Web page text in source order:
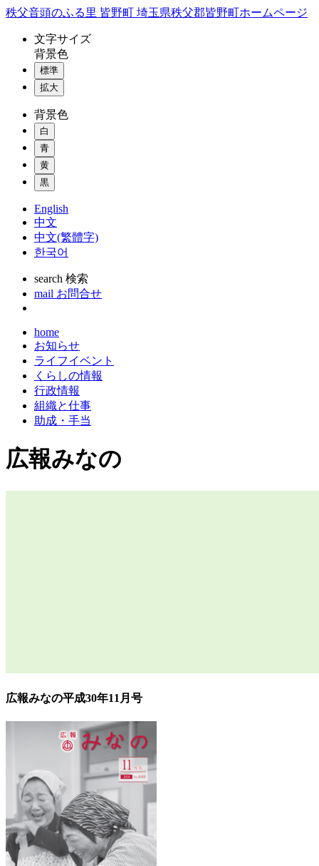
コ
秩父音頭のふる里 皆野町 埼玉県秩父郡皆野町ホームページ
文字サイズ
背景色
標準
拡大
背景色
白
青
黄
黒
English
中文
中文(繁體字)
한국어
search 検索
mail お問合せ
home
お知らせ
ライフイベント
くらしの情報
行政情報
組織と仕事
助成・手当
広報みなの
広報みなの平成30年11月号